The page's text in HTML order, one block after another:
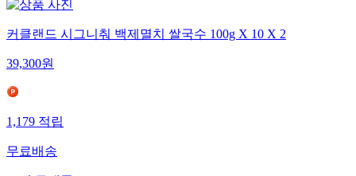
커클랜드 시그니춰 백제멸치 쌀국수 100g X 10 X 2
39,300원
1,179적립
무료배송